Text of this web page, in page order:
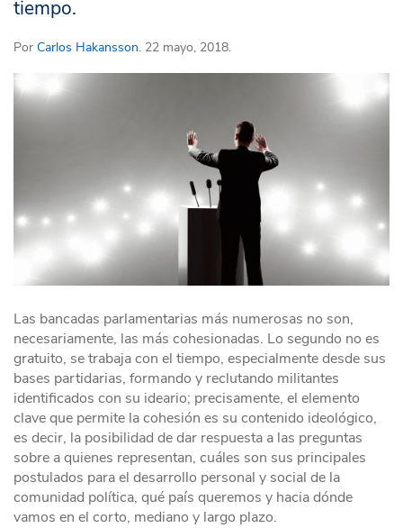
tiempo.
Por Carlos Hakansson. 22 mayo, 2018.
Las bancadas parlamentarias más numerosas no son,
necesariamente, las más cohesionadas. Lo segundo no es
gratuito, se trabaja con el tiempo, especialmente desde sus
bases partidarias, formando y reclutando militantes
identificados con su ideario; precisamente, el elemento
clave que permite la cohesión es su contenido ideológico,
es decir, la posibilidad de dar respuesta a las preguntas
sobre a quienes representan, cuáles son sus principales
postulados para el desarrollo personal y social de la
comunidad política, qué país queremos y hacia dónde
vamos en el corto, mediano y largo plazo.